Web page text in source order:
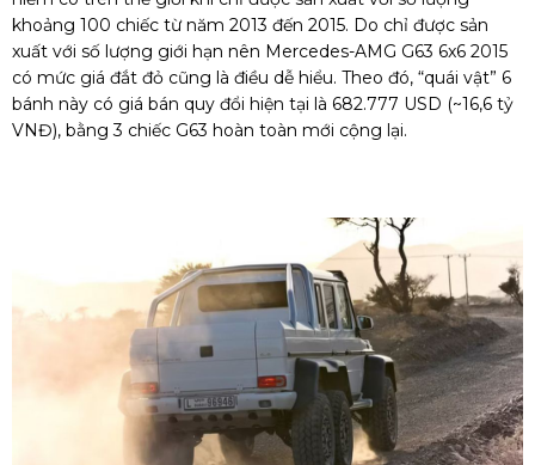
khoảng 100 chiếc từ năm 2013 đến 2015. Do chỉ được sản
xuất với số lượng giới hạn nên Mercedes-AMG G63 6x6 2015
có mức giá đắt đỏ cũng là điều dễ hiểu. Theo đó, “quái vật” 6
bánh này có giá bán quy đổi hiện tại là 682.777 USD (~16,6 tỷ
VNĐ), bằng 3 chiếc G63 hoàn toàn mới cộng lại.